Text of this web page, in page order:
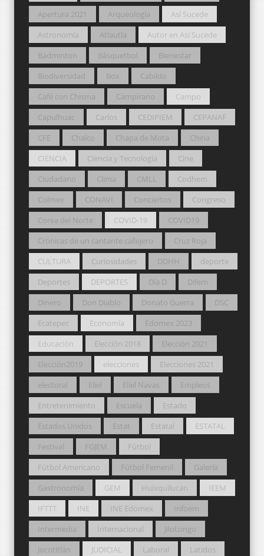
Apertura 2021
Arqueología
Así Sucede
Astronomía
Atlautla
Autor en Así Sucede
Bádminton
Básquetbol
Bienestar
Biodiversidad
Box
Cabildo
Café con Chisma
Campirano
Campo
Capulhuac
Carlos CEDIPIEM
CEPANAF
CFE
Chalco Chapa de Mota
China
CIENCIA
Ciencia y Tecnología
Cine
Ciudadano
Clima CMLL
Codhem
Colmex
CONAVI Conciertos
Congreso
Corea del Norte
COVID-19
COVID19
Crónicas de un cantante callejero
Cruz Roja
CULTURA
Curiosidades DDHH
deporte
Deportes
DEPORTES Día D
Difem
Dinero
Don Diablo Donato Guerra
DSC
Ecatepec
Economía
Edomex 2023
Educación
Elección 2018
Elección 2021
Elección2019
elecciones
Elecciones 2021
electoral
Eliel Eliel Navas
Empleos
Entretenimiento
Escuela
Estado
Estados Unidos
Estat Estatal
ESTATAL
Festival
FGJEM
Fútbol
Fútbol Americano
Fútbol Femenil
Galería
Gastronomía
GEM Huixquilucan
IEEM
IFTTT
INE INE Edomex
Infoem
Intermedia
Internacional
Jilotzingo
Jocotitlán
JUDICIAL Laboral
Latidos